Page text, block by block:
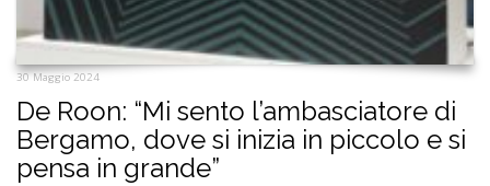
30 Maggio 2024
De Roon: “Mi sento l’ambasciatore di
Bergamo, dove si inizia in piccolo e si
pensa in grande”